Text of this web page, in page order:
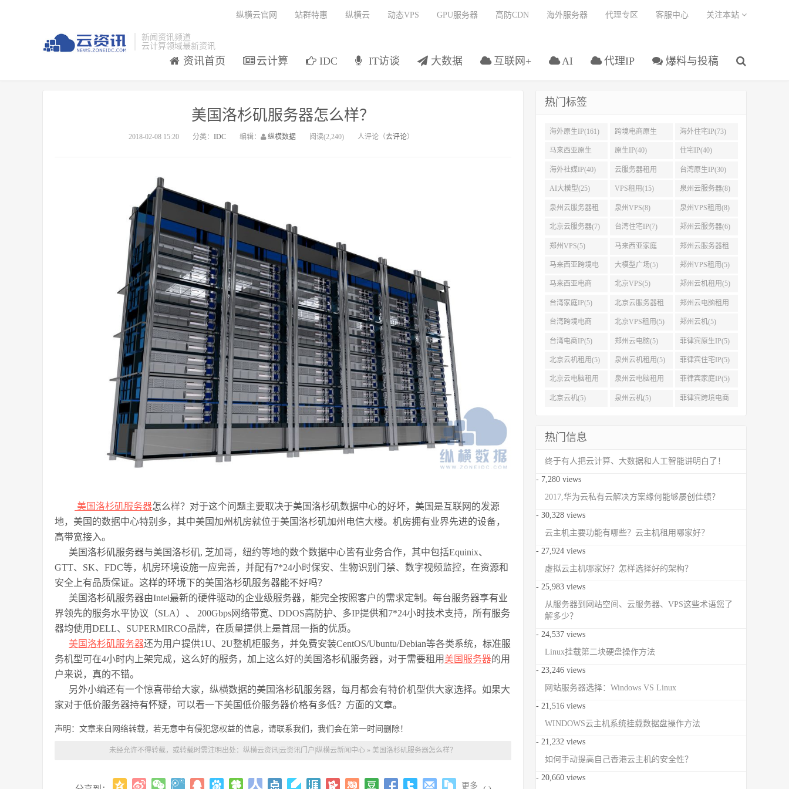
新闻资讯频道
云计算领域最新资讯
资讯首页 云计算 IDC IT访谈 大数据 互联网+ AI 代理IP 爆料与投稿
纵横云官网 站群特惠 纵横云 动态VPS GPU服务器 高防CDN 海外服务器 代理专区 客服中心 关注本站
美国洛杉矶服务器怎么样？
2018-02-08 15:20 分类： IDC 编辑： 纵横数据 阅读(2,240) 人评论（去评论）
美国洛杉矶服务器怎么样？对于这个问题主要取决于美国洛杉矶数据中心的好坏，美国是互联网的发源
地，美国的数据中心特别多，其中美国加州机房就位于美国洛杉矶加州电信大楼。机房拥有业界先进的设备，
高带宽接入。
美国洛杉矶服务器与美国洛杉矶, 芝加哥，纽约等地的数个数据中心皆有业务合作，其中包括Equinix、
GTT、SK、FDC等，机房环境设施一应完善，并配有7*24小时保安、生物识别门禁、数字视频监控，在资源和
安全上有品质保证。这样的环境下的美国洛杉矶服务器能不好吗？
美国洛杉矶服务器由Intel最新的硬件驱动的企业级服务器，能完全按照客户的需求定制。每台服务器享有业
界领先的服务水平协议（SLA）、 200Gbps网络带宽、DDOS高防护、多IP提供和7*24小时技术支持，所有服务
器均使用DELL、SUPERMIRCO品牌，在质量提供上是首屈一指的优质。
美国洛杉矶服务器还为用户提供1U、2U整机柜服务，并免费安装CentOS/Ubuntu/Debian等各类系统，标准服
务机型可在4小时内上架完成，这么好的服务，加上这么好的美国洛杉矶服务器，对于需要租用 美国服务器的用
户来说，真的不错。
另外小编还有一个惊喜带给大家，纵横数据的美国洛杉矶服务器，每月都会有特价机型供大家选择。如果大
家对于低价服务器持有怀疑，可以看一下美国低价服务器价格有多低？方面的文章。
声明：文章来自网络转载，若无意中有侵犯您权益的信息，请联系我们，我们会在第一时间删除！
未经允许不得转载，或转载时需注明出处： 纵横云资讯|云资讯门户|纵横云新闻中心 » 美国洛杉矶服务器怎么样？
更多
热门标签
海外原生IP(161) 跨境电商原生
IP(108)
海外住宅IP(73)
马来西亚原生
IP(45)
原生IP(40) 住宅IP(40)
海外社媒IP(40) 云服务器租用
(37)
台湾原生IP(30)
AI大模型(25) VPS租用(15) 泉州云服务器(8)
泉州云服务器租
用(8)
泉州VPS(8) 泉州VPS租用(8)
北京云服务器(7) 台湾住宅IP(7) 郑州云服务器(6)
郑州VPS(5) 马来西亚家庭
IP(5)
郑州云服务器租
用(5)
马来西亚跨境电
商IP(5)
大模型广场(5) 郑州VPS租用(5)
马来西亚电商
IP(5)
北京VPS(5) 郑州云机租用(5)
台湾家庭IP(5) 北京云服务器租
用(5)
郑州云电脑租用
(5)
台湾跨境电商
IP(5)
北京VPS租用(5) 郑州云机(5)
台湾电商IP(5) 郑州云电脑(5) 菲律宾原生IP(5)
北京云机租用(5) 泉州云机租用(5) 菲律宾住宅IP(5)
北京云电脑租用
(5)
泉州云电脑租用
(5)
菲律宾家庭IP(5)
北京云机(5) 泉州云机(5) 菲律宾跨境电商
热门信息
终于有人把云计算、大数据和人工智能讲明白了！
- 7,280 views
2017,华为云私有云解决方案缘何能够屡创佳绩？
- 30,328 views
云主机主要功能有哪些？云主机租用哪家好？
- 27,924 views
虚拟云主机哪家好？怎样选择好的架构？
- 25,983 views
从服务器到网站空间、云服务器、VPS这些术语您了
解多少？
- 24,537 views
Linux挂载第二块硬盘操作方法
- 23,246 views
网站服务器选择：Windows VS Linux
- 21,516 views
WINDOWS云主机系统挂载数据盘操作方法
- 21,232 views
如何手动提高自己香港云主机的安全性？
- 20,660 views